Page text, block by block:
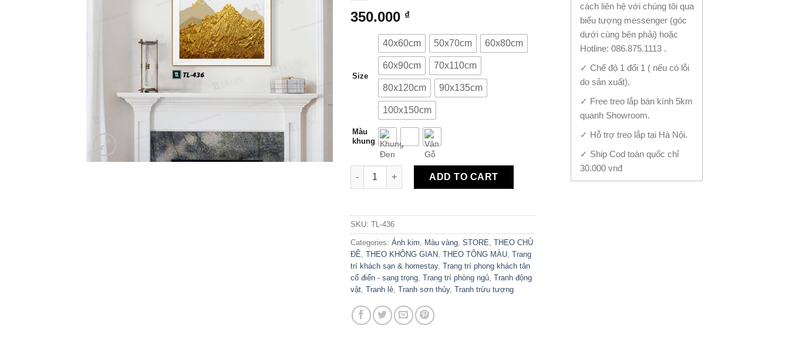
350.000 ₫
Size
40x60cm 50x70cm 60x80cm
60x90cm 70x110cm
80x120cm 90x135cm
100x150cm
Màu
khung
Tranh Canvas Sơn Thủy Trừu Tượng Đàn Chim TL-436 quantity
ADD TO CART
SKU: TL-436
Categories: Ánh kim Màu vàng STORE THEO CHỦ
ĐỀ THEO KHÔNG GIAN THEO TÔNG MÀU Trang
trí khách sạn & homestay, Trang trí phong khách tân
cổ điển - sang trọng Trang trí phòng ngủ Tranh động
vật Tranh lẻ Tranh sơn thủy, Tranh trừu tượng
cách liên hệ với chúng tôi qua
biểu tượng messenger (góc
dưới cùng bên phải) hoặc
Hotline: 086.875.1113 .
✓ Chế độ 1 đổi 1 ( nếu có lỗi
do sản xuất).
✓ Free treo lắp bán kính 5km
quanh Showroom.
✓ Hỗ trợ treo lắp tại Hà Nội.
✓ Ship Cod toàn quốc chỉ
30.000 vnđ